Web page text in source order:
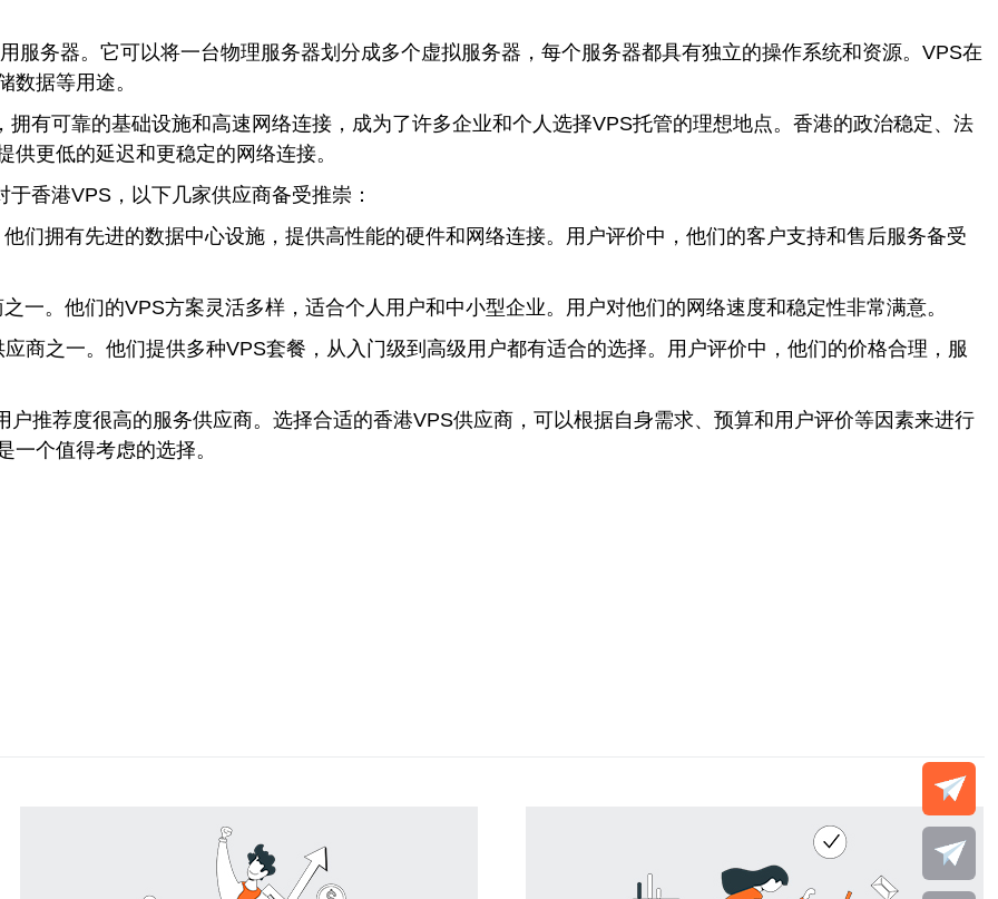
服务器。它可以将一台物理服务器划分成多个虚拟服务器，每个服务器都具有独立的操作系统和资源。VPS在
数据等用途。
有可靠的基础设施和高速网络连接，成为了许多企业和个人选择VPS托管的理想地点。香港的政治稳定、法
更低的延迟和更稳定的网络连接。
香港VPS，以下几家供应商备受推崇：
们拥有先进的数据中心设施，提供高性能的硬件和网络连接。用户评价中，他们的客户支持和售后服务备受
一。他们的VPS方案灵活多样，适合个人用户和中小型企业。用户对他们的网络速度和稳定性非常满意。
商之一。他们提供多种VPS套餐，从入门级到高级用户都有适合的选择。用户评价中，他们的价格合理，服
推荐度很高的服务供应商。选择合适的香港VPS供应商，可以根据自身需求、预算和用户评价等因素来进行
个值得考虑的选择。